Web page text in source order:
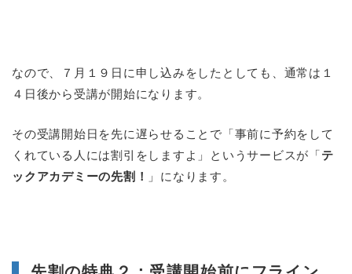
なので、７月１９日に申し込みをしたとしても、通常は１
４日後から受講が開始になります。
その受講開始日を先に遅らせることで「事前に予約をして
くれている人には割引をしますよ」というサービスが「テ
ックアカデミーの先割！
」になります。